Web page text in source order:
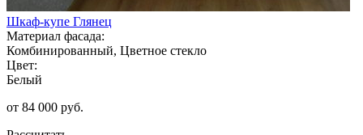
Шкаф-купе Глянец
Материал фасада:
Комбинированный, Цветное стекло
Цвет:
Белый
от 84 000 руб.